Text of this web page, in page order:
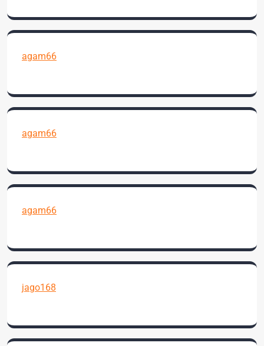
agam66
agam66
agam66
jago168